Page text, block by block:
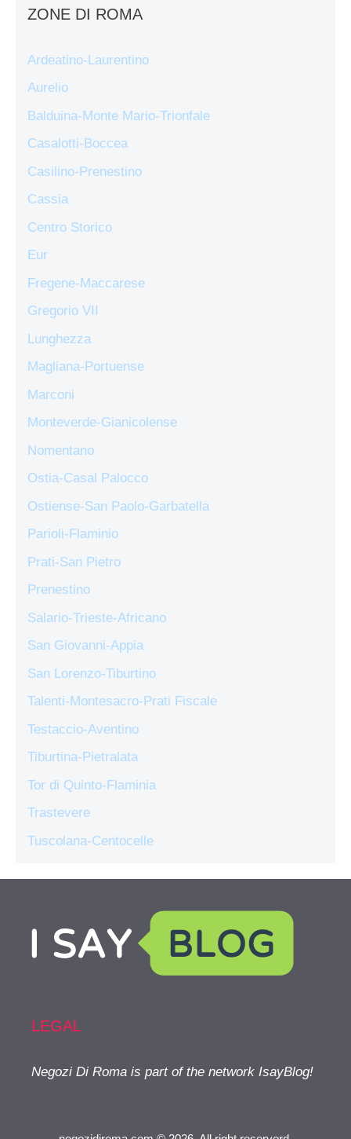
ZONE DI ROMA
Ardeatino-Laurentino
Aurelio
Balduina-Monte Mario-Trionfale
Casalotti-Boccea
Casilino-Prenestino
Cassia
Centro Storico
Eur
Fregene-Maccarese
Gregorio VII
Lunghezza
Magliana-Portuense
Marconi
Monteverde-Gianicolense
Nomentano
Ostia-Casal Palocco
Ostiense-San Paolo-Garbatella
Parioli-Flaminio
Prati-San Pietro
Prenestino
Salario-Trieste-Africano
San Giovanni-Appia
San Lorenzo-Tiburtino
Talenti-Montesacro-Prati Fiscale
Testaccio-Aventino
Tiburtina-Pietralata
Tor di Quinto-Flaminia
Trastevere
Tuscolana-Centocelle
LEGAL
Negozi Di Roma is part of the network IsayBlog!